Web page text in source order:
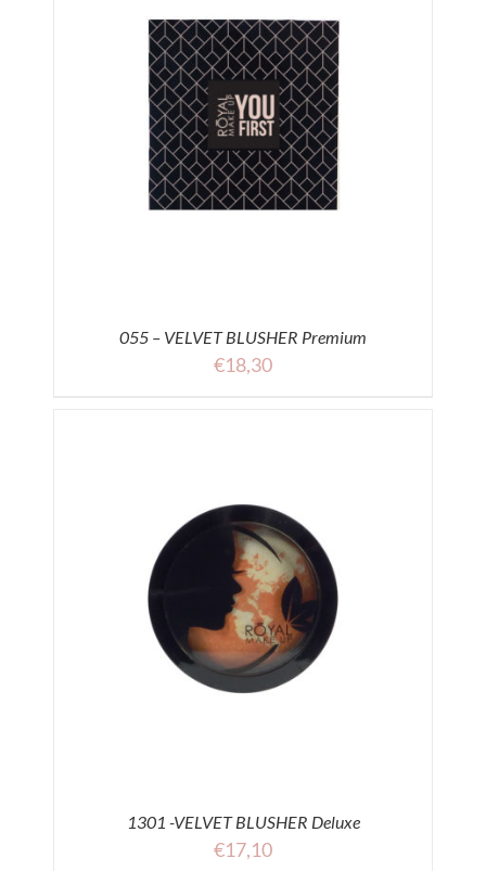
055 – VELVET BLUSHER Premium
€18,30
1301 -VELVET BLUSHER Deluxe
€17,10